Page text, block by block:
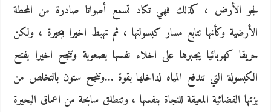
لجو الأرض ، كذلك فهي تكاد تسمع أصواتا صادرة من المحطة
الأرضية وكأنها تتابع مسار كبسولتها ، ثم تهبط اخيرا ببحيرة ، ولكن
حريقا كهربائيا يجبرها على اخلاء نفسها بصعوبة وتنجح اخيرا بفتح
الكبسولة التي تندفع المياه لداخلها بقوة …وتنجح ستون بالتخلص من
بزتها الفضائية المعيقة للنجاة بنفسها ، وتنطلق سابحة من اعماق البحيرة